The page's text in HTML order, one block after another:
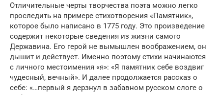
Отличительные черты творчества поэта можно легко
проследить на примере стихотворения «Памятник»,
которое было написано в 1775 году. Это произведение
содержит некоторые сведения из жизни самого
Державина. Его герой не вымышлен воображением, он
дышит и действует. Именно поэтому стихи начинаются
с личного местоимения «я»: «Я памятник себе воздвиг
чудесный, вечный». И далее продолжается рассказ о
себе: «…первый я дерзнул в забавном русском слоге о